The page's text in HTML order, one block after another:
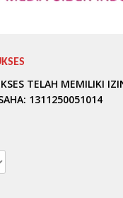
TELAH MEMILIKI
1311250051014